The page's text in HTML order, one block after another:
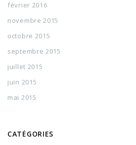
février 2016
novembre 2015
octobre 2015
septembre 2015
juillet 2015
juin 2015
mai 2015
CATÉGORIES